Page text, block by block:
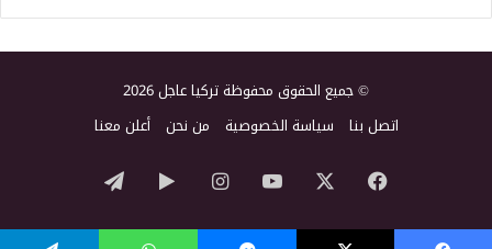
© جميع الحقوق محفوظة تركيا عاجل 2026
اتصل بنا سياسة الخصوصية من نحن أعلن معنا
فيسبوك ‫YouTubeانستقرام‏Google
Play
تيلقرام